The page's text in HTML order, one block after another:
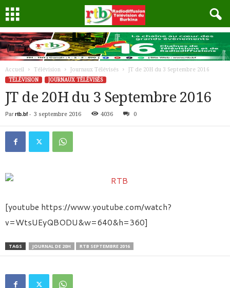
Accueil Télévision Journaux Télévisés
JT de 20H du 3 Septembre 2016
TÉLÉVISION
JOURNAUX TÉLÉVISÉS
JT de 20H du 3 Septembre 2016
Par rtb.bf- 3 septembre 2016 4036 0
[youtube https://www.youtube.com/watch?
v=WtsUEyQBODU&w=640&h=360]
TAGS JOURNAL DE 20H RTB SEPTEMBRE 2016